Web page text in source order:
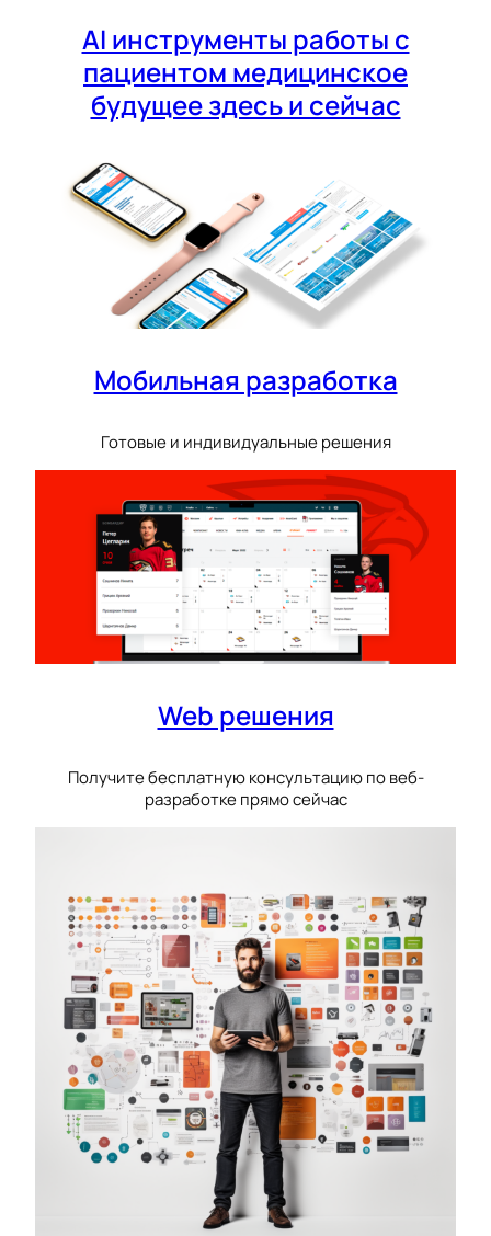
AI инструменты работы с
пациентом медицинское
будущее здесь и сейчас
Мобильная разработка
Готовые и индивидуальные решения
Web решения
Получите бесплатную консультацию по веб-
разработке прямо сейчас